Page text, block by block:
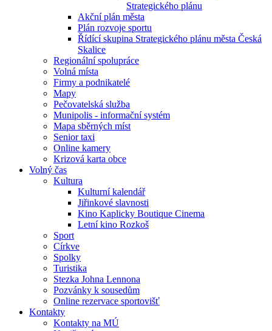
Strategického plánu
Akční plán města
Plán rozvoje sportu
Řídící skupina Strategického plánu města Česká
Skalice
Regionální spolupráce
Volná místa
Firmy a podnikatelé
Mapy
Pečovatelská služba
Munipolis - informační systém
Mapa sběrných míst
Senior taxi
Online kamery
Krizová karta obce
Volný čas
Kultura
Kulturní kalendář
Jiřinkové slavnosti
Kino Kaplicky Boutique Cinema
Letní kino Rozkoš
Sport
Církve
Spolky
Turistika
Stezka Johna Lennona
Pozvánky k sousedům
Online rezervace sportovišť
Kontakty
Kontakty na MÚ